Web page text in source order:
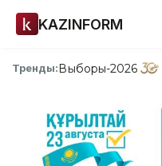
KAZINFORM
Тренды:Выборы-2026